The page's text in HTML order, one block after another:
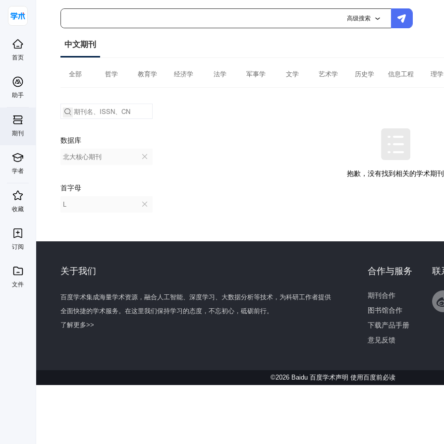
高级搜索
首页
助手
期刊
学者
收藏
订阅
文件
中文期刊
全部 哲学 教育学 经济学 法学 军事学 文学 艺术学 历史学 信息工程 理学
数据库
北大核心期刊
首字母
L
抱歉，没有找到相关的学术期刊
关于我们
百度学术集成海量学术资源，融合人工智能、深度学习、大数据分析等技术，为科研工作者提供
全面快捷的学术服务。在这里我们保持学习的态度，不忘初心，砥砺前行。
了解更多>>
联
合作与服务
期刊合作
图书馆合作
下载产品手册
意见反馈
©2026 Baidu 百度学术声明 使用百度前必读